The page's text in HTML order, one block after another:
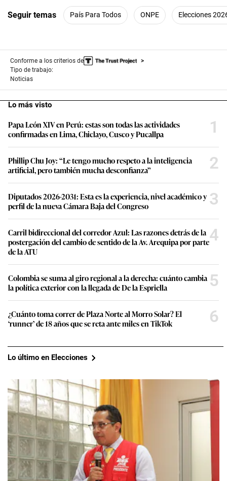
Seguir temas País Para Todos ONPE Elecciones
Conforme a los criterios de
Tipo de trabajo:
Noticias
Lo más visto
Papa León XIV en Perú: estas son todas las actividades
confirmadas en Lima, Chiclayo, Cusco y Pucallpa
1
Phillip Chu Joy: “Le tengo mucho respeto a la inteligencia
artificial, pero también mucha desconfianza”
2
Diputados 2026-2031: Esta es la experiencia, nivel académico y
perfil de la nueva Cámara Baja del Congreso
3
Carril bidireccional del corredor Azul: Las razones detrás de la
postergación del cambio de sentido de la Av. Arequipa por parte
de la ATU
4
Colombia se suma al giro regional a la derecha: cuánto cambia
la política exterior con la llegada de De la Espriella
5
¿Cuánto toma correr de Plaza Norte al Morro Solar? El
‘runner’ de 18 años que se reta ante miles en TikTok
6
Lo último en Elecciones